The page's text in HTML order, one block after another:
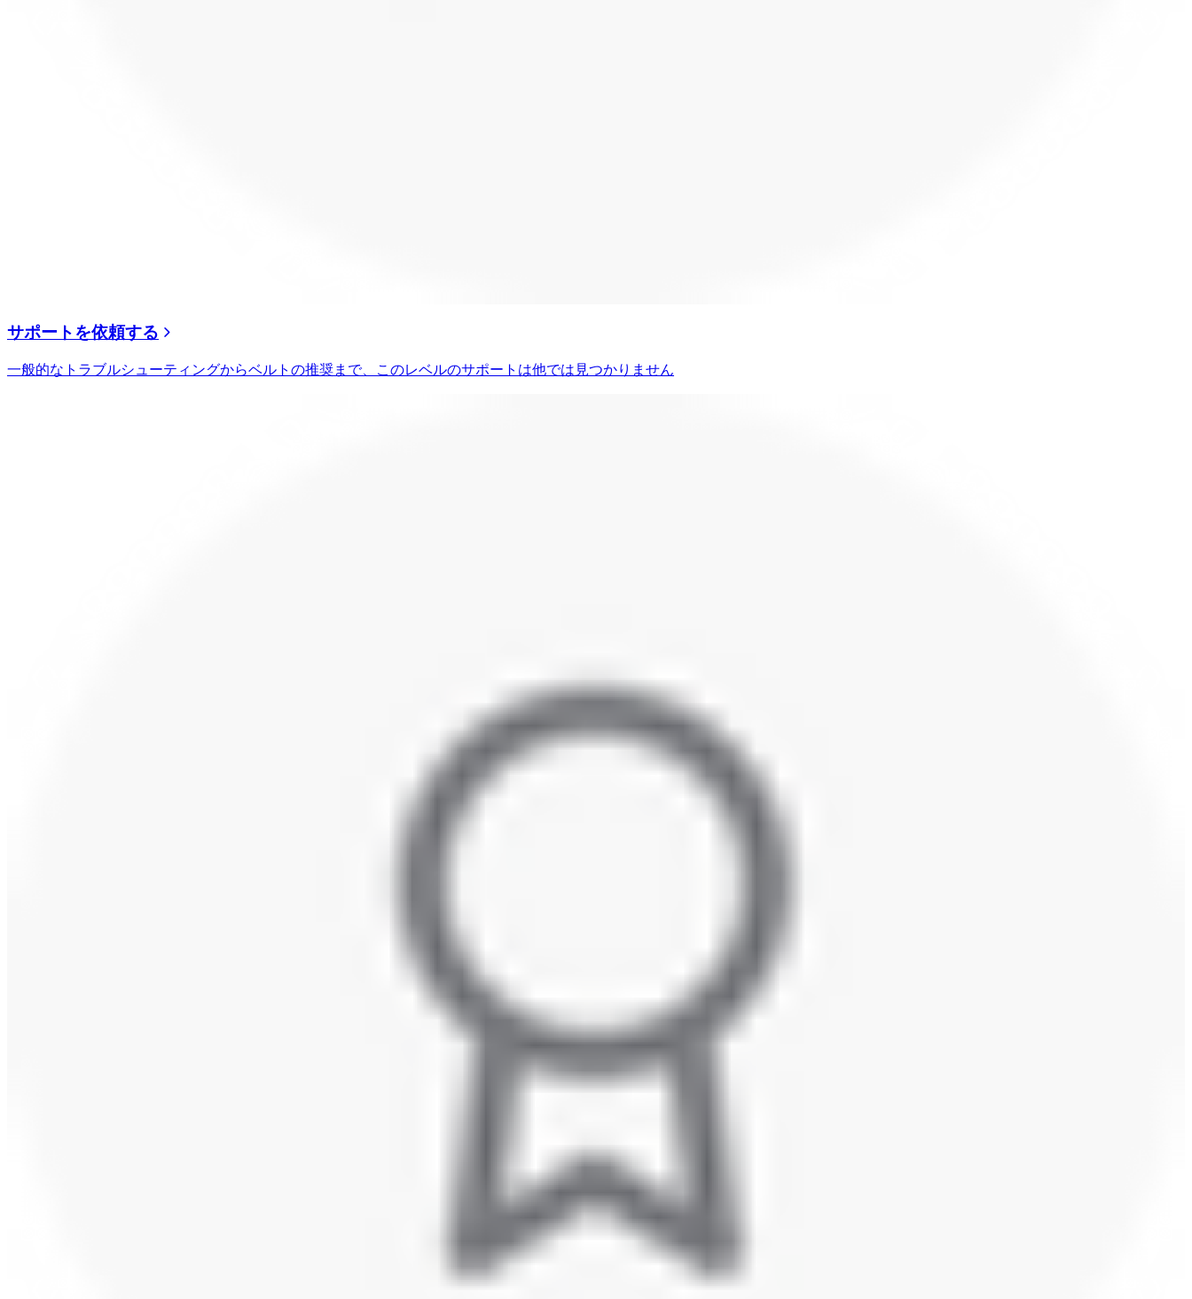
サポートを依頼する
一般的なトラブルシューティングからベルトの推奨まで、このレベルのサポートは他では見つかりません